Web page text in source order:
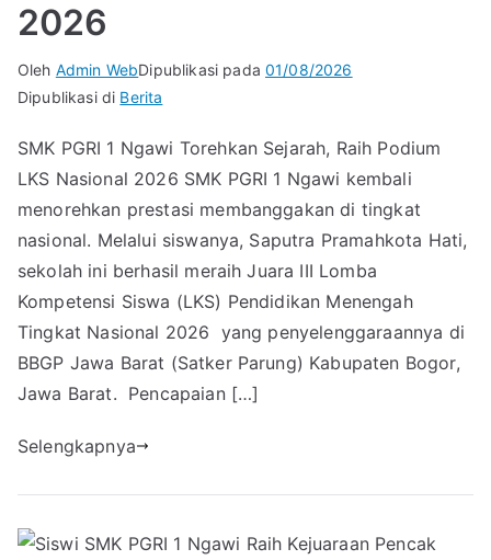
2026
Oleh Admin WebDipublikasi pada 01/08/2026
Dipublikasi di Berita
SMK PGRI 1 Ngawi Torehkan Sejarah, Raih Podium
LKS Nasional 2026 SMK PGRI 1 Ngawi kembali
menorehkan prestasi membanggakan di tingkat
nasional. Melalui siswanya, Saputra Pramahkota Hati,
sekolah ini berhasil meraih Juara III Lomba
Kompetensi Siswa (LKS) Pendidikan Menengah
Tingkat Nasional 2026 yang penyelenggaraannya di
BBGP Jawa Barat (Satker Parung) Kabupaten Bogor,
Jawa Barat. Pencapaian […]
Selengkapnya